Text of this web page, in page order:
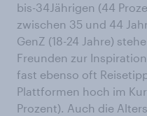
bis-34Jährigen (44
zwischen 35 und 44
GenZ (18-24 Jahre)
Freunden zur
fast ebenso oft
Plattformen hoch im
Prozent). Auch die